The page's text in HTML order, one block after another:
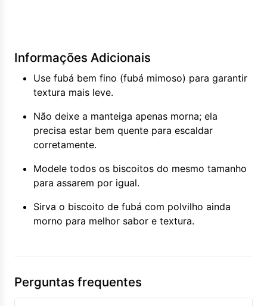
Informações Adicionais
Use fubá bem fino (fubá mimoso) para garantir
textura mais leve.
Não deixe a manteiga apenas morna; ela
precisa estar bem quente para escaldar
corretamente.
Modele todos os biscoitos do mesmo tamanho
para assarem por igual.
Sirva o biscoito de fubá com polvilho ainda
morno para melhor sabor e textura.
Perguntas frequentes